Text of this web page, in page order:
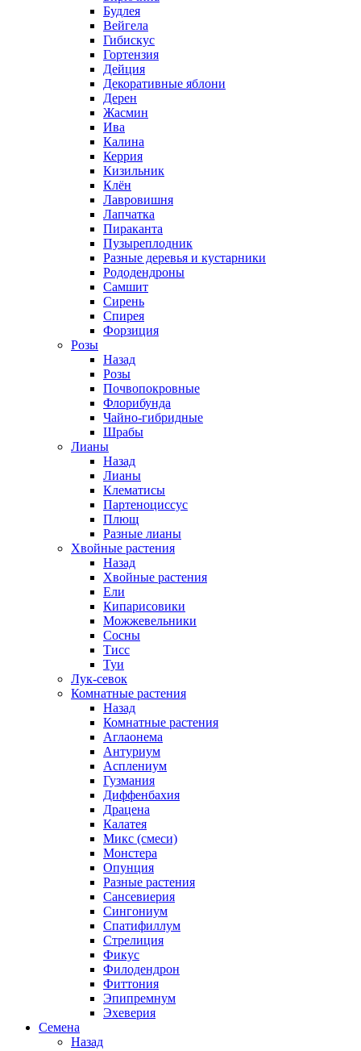
Будлея
Вейгела
Гибискус
Гортензия
Дейция
Декоративные яблони
Дерен
Жасмин
Ива
Калина
Керрия
Кизильник
Клён
Лавровишня
Лапчатка
Пираканта
Пузыреплодник
Разные деревья и кустарники
Рододендроны
Самшит
Сирень
Спирея
Форзиция
Розы
Назад
Розы
Почвопокровные
Флорибунда
Чайно-гибридные
Шрабы
Лианы
Назад
Лианы
Клематисы
Партеноциссус
Плющ
Разные лианы
Хвойные растения
Назад
Хвойные растения
Ели
Кипарисовики
Можжевельники
Сосны
Тисс
Туи
Лук-севок
Комнатные растения
Назад
Комнатные растения
Аглаонема
Антуриум
Асплениум
Гузмания
Диффенбахия
Драцена
Калатея
Микс (смеси)
Монстера
Опунция
Разные растения
Сансевиерия
Сингониум
Спатифиллум
Стрелиция
Фикус
Филодендрон
Фиттония
Эпипремнум
Эхеверия
Семена
Назад